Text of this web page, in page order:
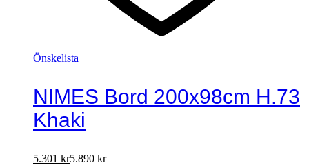
Önskelista
NIMES Bord 200x98cm H.73
Khaki
5.301 kr5.890kr